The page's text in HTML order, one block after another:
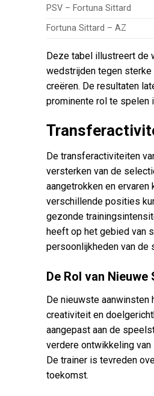
PSV – Fortuna Sittard
Fortuna Sittard – AZ
Deze tabel illustreert de
wedstrijden tegen sterke
creëren. De resultaten
prominente rol te spelen
De transferactiviteiten
versterken van de
aangetrokken en
verschillende posities
gezonde
heeft op het gebied van
persoonlijkheden van de
De Rol van Nieuwe
De nieuwste aanwinsten
creativiteit en
aangepast aan de
verdere ontwikkeling van
De trainer is tevreden
toekomst.